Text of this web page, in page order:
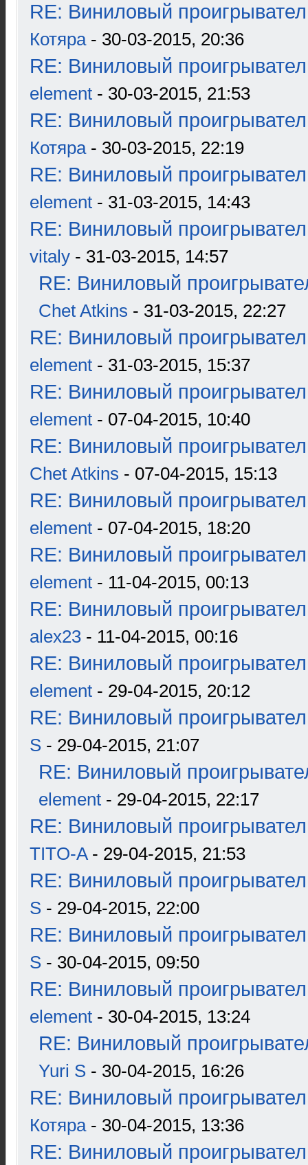
RE: Виниловый
Котяра- 30-03-2015, 20:36
RE: Виниловый
element - 30-03-2015, 21:53
RE: Виниловый
Котяра- 30-03-2015, 22:19
RE: Виниловый
element - 31-03-2015, 14:43
RE: Виниловый
vitaly - 31-03-2015, 14:57
RE: Виниловый
Chet Atkins - 31-03-2015, 22:27
RE: Виниловый
element - 31-03-2015, 15:37
RE: Виниловый
element - 07-04-2015, 10:40
RE: Виниловый
Chet Atkins - 07-04-2015, 15:13
RE: Виниловый
element - 07-04-2015, 18:20
RE: Виниловый
element - 11-04-2015, 00:13
RE: Виниловый
alex23 - 11-04-2015, 00:16
RE: Виниловый
element - 29-04-2015, 20:12
RE: Виниловый
S - 29-04-2015, 21:07
RE: Виниловый
element - 29-04-2015, 22:17
RE: Виниловый
TITO-A- 29-04-2015, 21:53
RE: Виниловый
S - 29-04-2015, 22:00
RE: Виниловый
S - 30-04-2015, 09:50
RE: Виниловый
element - 30-04-2015, 13:24
RE: Виниловый
Yuri S - 30-04-2015, 16:26
RE: Виниловый
Котяра- 30-04-2015, 13:36
RE: Виниловый